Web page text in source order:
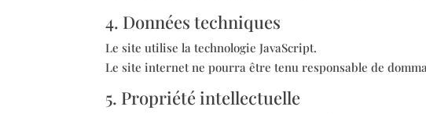
4. Données techniques
Le site utilise la technologie JavaScript.
Le site internet ne pourra être tenu responsable de
5. Propriété intellectuelle